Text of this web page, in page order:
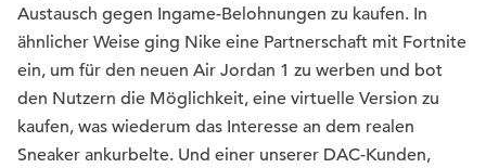
Austausch gegen Ingame-Belohnungen zu kaufen. In
ähnlicher Weise ging Nike eine Partnerschaft mit Fortnite
ein, um für den neuen Air Jordan 1 zu werben und bot
den Nutzern die Möglichkeit, eine virtuelle Version zu
kaufen, was wiederum das Interesse an dem realen
Sneaker ankurbelte. Und einer unserer DAC-Kunden,